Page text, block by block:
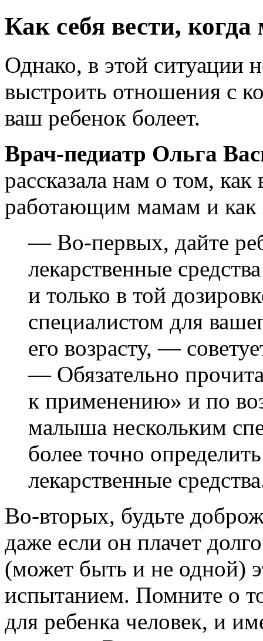
Как себя вести,
Однако, в этой ситуации
выстроить отношения с
ваш ребенок болеет.
Врач-педиатр Ольга
рассказала нам о том,
работающим мамам и
— Во-первых, дайте
лекарственные
и только в той
специалистом для
его возрасту, —
— Обязательно
к применению» и по
малыша нескольким
более точно
лекарственные
Во-вторых, будьте
даже если он плачет
(может быть и не одной)
испытанием. Помните о
для ребенка человек, и